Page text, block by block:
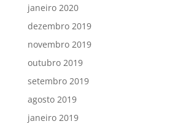
janeiro 2020
dezembro 2019
novembro 2019
outubro 2019
setembro 2019
agosto 2019
janeiro 2019